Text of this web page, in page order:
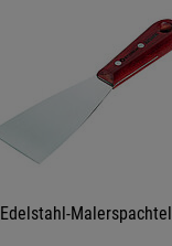
Edelstahl-Malerspachtel